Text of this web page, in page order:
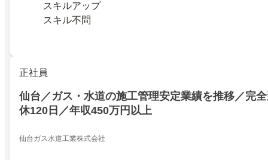
スキルアップ
スキル不問
正社員
仙台／ガス・水道の施工管理安定業績を推移／完
休120日／年収450万円以上
仙台ガス水道工業株式会社